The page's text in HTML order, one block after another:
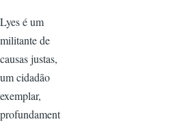
Lyes é um
militante de
causas justas,
um cidadão
exemplar,
profundament